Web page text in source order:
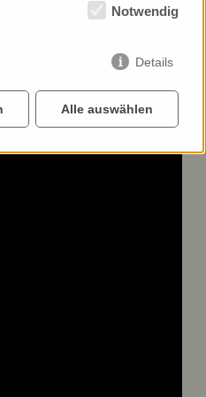
Notwendig
Details
Alle auswählen